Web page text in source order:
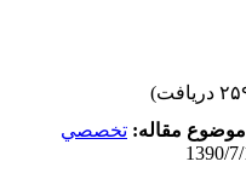
موضوع مقاله: تخصصي